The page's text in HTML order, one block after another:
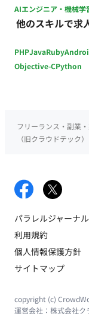
AIエンジニア・機械学
他のスキルで求
PHPJavaRuby
Objective-CPython
フリーランス・副業
（旧クラウドテック）
パラレルジャーナル
利用規約
個人情報保護方針
サイトマップ
copyright (c)
運営会社： 株式会社ク